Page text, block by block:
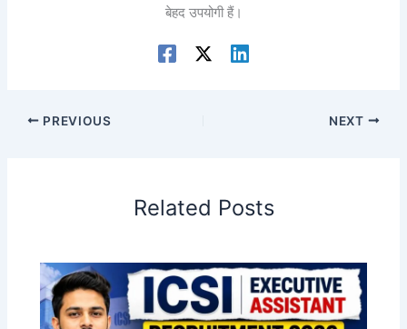
बेहद उपयोगी हैं।
PREVIOUS NEXT
Related Posts